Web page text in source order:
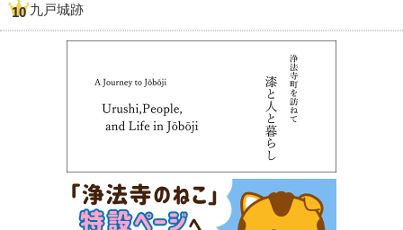
九戸城跡